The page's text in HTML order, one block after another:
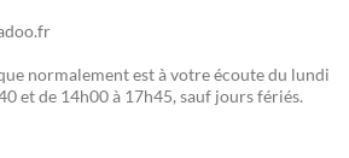
normalement est à votre écoute du lundi
et de 14h00 à 17h45, sauf jours fériés.